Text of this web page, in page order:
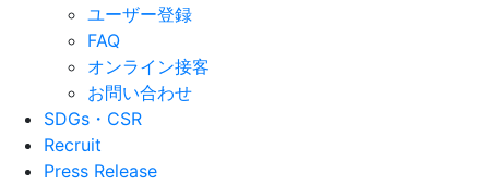
ユーザー登録
FAQ
オンライン接客
お問い合わせ
SDGs・CSR
Recruit
Press Release